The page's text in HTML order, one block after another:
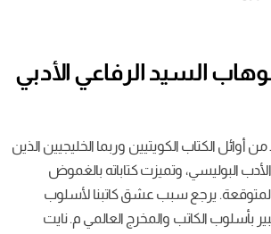
السيد الرفاعي الأدبي
أوائل الكتاب الكويتيين وربما الخليجيين الذين
البوليسي، وتميزت كتاباته بالغموض
المتوقعة. يرجع سبب عشق كاتبنا لأسلوب
بأسلوب الكاتب والمخرج العالمي م. نايت